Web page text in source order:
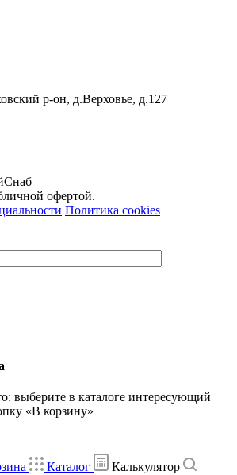
р-он, д.Верховье, д.127
офертой.
Политика cookies
выберите в каталоге интересующий
«В корзину»
Каталог
Калькулятор